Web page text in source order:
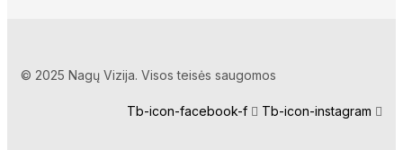
© 2025 Nagų Vizija. Visos teisės saugomos
Tb-icon-facebook-f Tb-icon-instagram